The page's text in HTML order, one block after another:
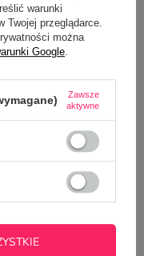
ZADAJ PYTANIE
Z
warunki
Twojej przeglądarce.
można
Google.
Zawsze
aktywne